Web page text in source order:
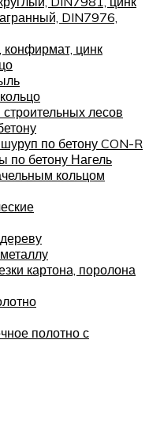
DIN7976,
цинк
лесов
по бетону CON-R
по бетону Нагель
кольцом
картона, поролона
полотно с